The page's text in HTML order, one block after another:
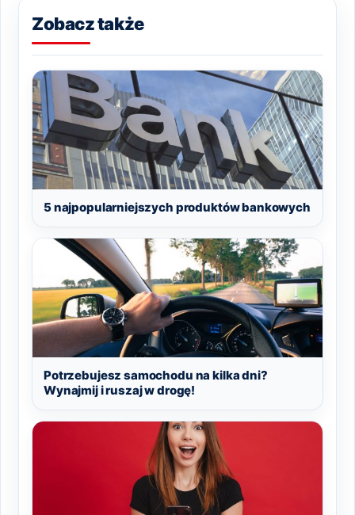
Zobacz także
5 najpopularniejszych produktów bankowych
Potrzebujesz samochodu na kilka dni?
Wynajmij i ruszaj w drogę!